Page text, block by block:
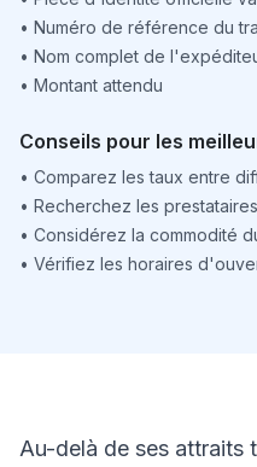
• Numéro de référence du
• Nom complet de
• Montant attendu
Conseils pour les
• Comparez les taux entre
• Recherchez les
• Considérez la commodité
• Vérifiez les horaires
Au-delà de ses attraits